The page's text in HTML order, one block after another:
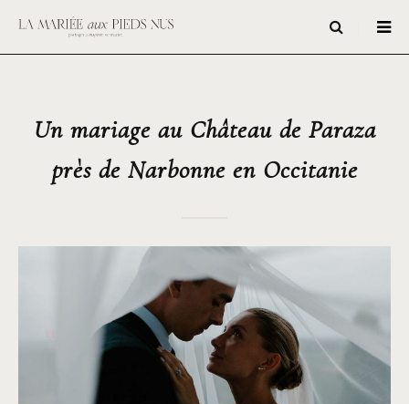
Un mariage au Château de Paraza
près de Narbonne en Occitanie